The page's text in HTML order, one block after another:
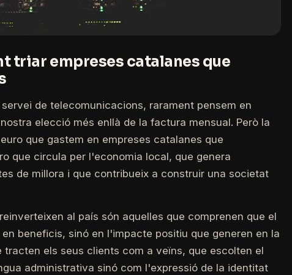
triar empreses catalanes que
de telecomunicacions, rarament pensem en
elecció més enllà de la factura mensual. Però la
que gastem en empreses catalanes que
que circula per l'economia local, que genera
de millora i que contribueix a construir una societat
al país són aquelles que comprenen que el
beneficis, sinó en l'impacte positiu que generen en la
tracten els seus clients com a veïns, que escolten el
administrativa sinó com l'expressió de la identitat